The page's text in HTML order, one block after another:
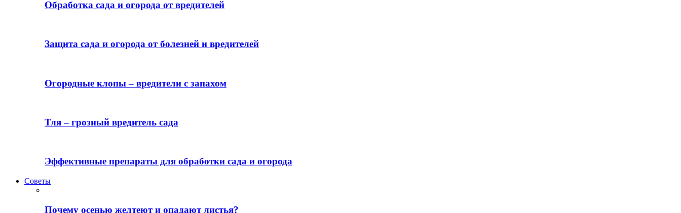
Обработка сада и огорода от вредителей
Защита сада и огорода от болезней и вредителей
Огородные клопы – вредители с запахом
Тля – грозный вредитель сада
Эффективные препараты для обработки сада и огорода
Советы
Почему осенью желтеют и опадают листья?